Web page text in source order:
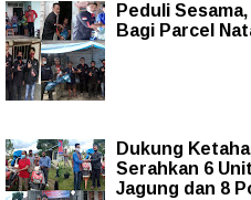
Peduli
Bagi Parcel
Dukung
Serahkan 6
Jagung dan 8